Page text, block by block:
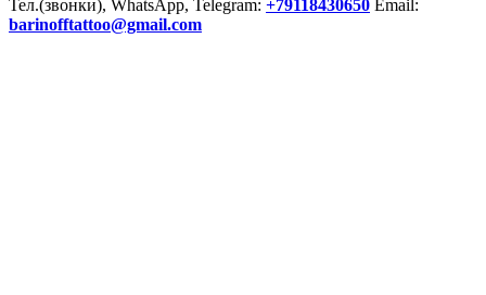
Тел.(звонки), WhatsApp, Telegram: +79118430650 Email:
barinofftattoo@gmail.com